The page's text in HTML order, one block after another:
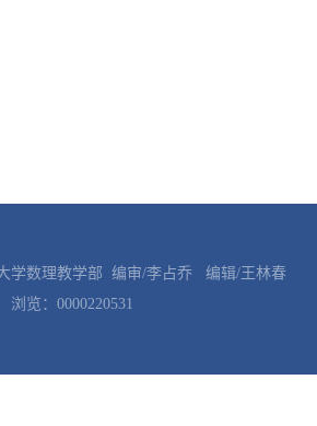
学数理教学部 编审/李占乔 编辑/王林春
浏览： 0000220531